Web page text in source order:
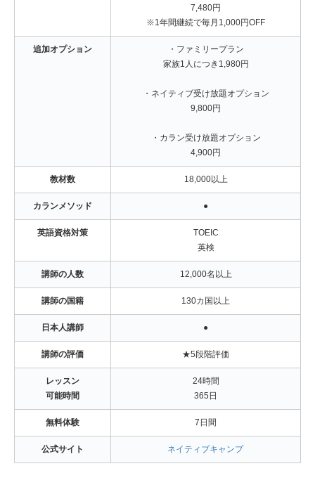
7,480円
※1年間継続で毎月1,000円OFF
追加オプション
・ファミリープラン
家族1人につき1,980円
・ネイティブ受け放題オプション
9,800円
・カラン受け放題オプション
4,900円
教材数 18,000以上
カランメソッド ●
英語資格対策
TOEIC
英検
講師の人数 12,000名以上
講師の国籍 130カ国以上
日本人講師 ●
講師の評価 ★5段階評価
レッスン
可能時間
24時間
365日
無料体験 7日間
公式サイト ネイティブキャンプ